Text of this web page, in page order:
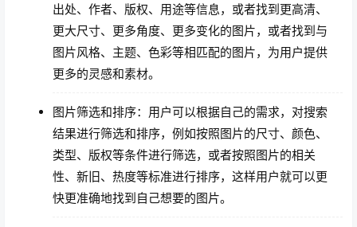
出处、作者、版权、用途等信息，或者找到更高清、
更大尺寸、更多角度、更多变化的图片，或者找到与
图片风格、主题、色彩等相匹配的图片，为用户提供
更多的灵感和素材。
图片筛选和排序：用户可以根据自己的需求，对搜索
结果进行筛选和排序，例如按照图片的尺寸、颜色、
类型、版权等条件进行筛选，或者按照图片的相关
性、新旧、热度等标准进行排序，这样用户就可以更
快更准确地找到自己想要的图片。